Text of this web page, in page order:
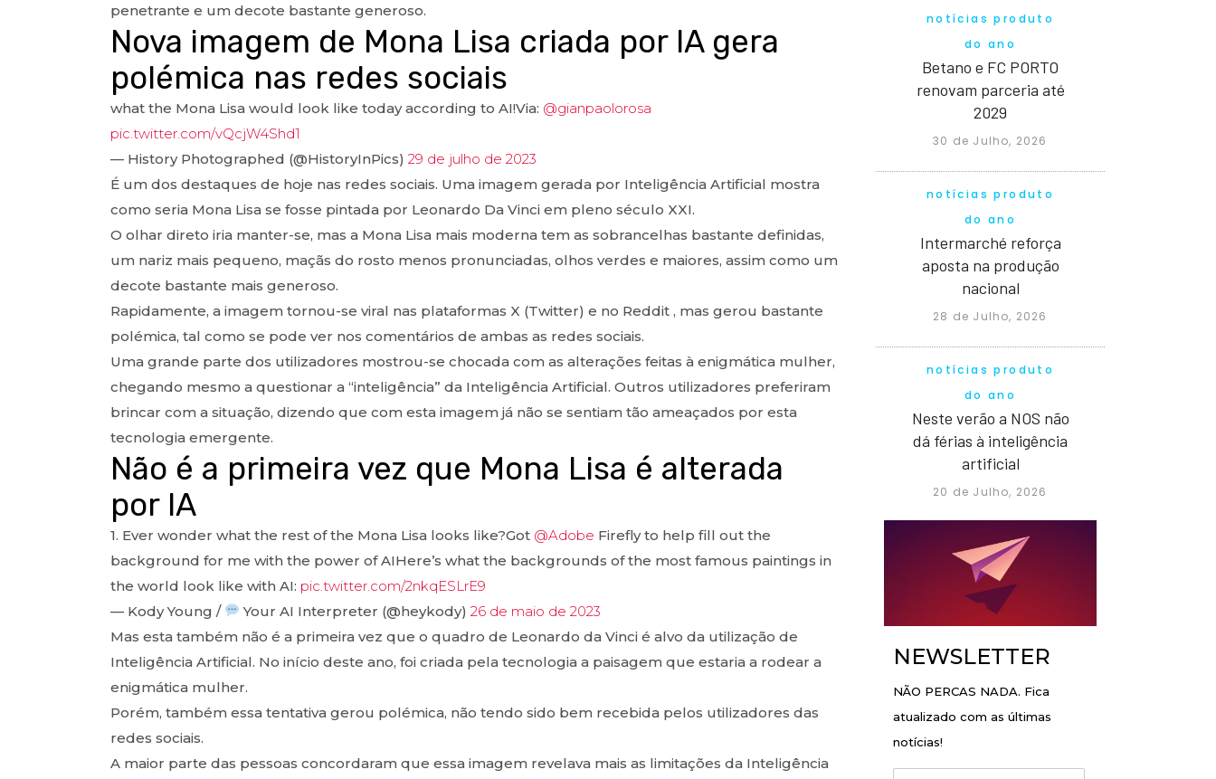
penetrante e um decote bastante generoso.
Nova imagem de Mona Lisa criada por IA gera
polémica nas redes sociais
what the Mona Lisa would look like today according to AI!Via: @gianpaolorosa
pic.twitter.com/vQcjW4Shd1
— History Photographed (@HistoryInPics) 29 de julho de 2023
É um dos destaques de hoje nas redes sociais. Uma imagem gerada por Inteligência Artificial mostra
como seria Mona Lisa se fosse pintada por Leonardo Da Vinci em pleno século XXI.
O olhar direto iria manter-se, mas a Mona Lisa mais moderna tem as sobrancelhas bastante definidas,
um nariz mais pequeno, maçãs do rosto menos pronunciadas, olhos verdes e maiores, assim como um
decote bastante mais generoso.
Rapidamente, a imagem tornou-se viral nas plataformas X (Twitter) e no Reddit , mas gerou bastante
polémica, tal como se pode ver nos comentários de ambas as redes sociais.
Uma grande parte dos utilizadores mostrou-se chocada com as alterações feitas à enigmática mulher,
chegando mesmo a questionar a “inteligência” da Inteligência Artificial. Outros utilizadores preferiram
brincar com a situação, dizendo que com esta imagem já não se sentiam tão ameaçados por esta
tecnologia emergente.
Não é a primeira vez que Mona Lisa é alterada
por IA
1. Ever wonder what the rest of the Mona Lisa looks like?Got @Adobe Firefly to help fill out the
background for me with the power of AIHere’s what the backgrounds of the most famous paintings in
the world look like with AI: pic.twitter.com/2nkqESLrE9
— Kody Young /
Your AI Interpreter (@heykody)26 de maio de 2023
Mas esta também não é a primeira vez que o quadro de Leonardo da Vinci é alvo da utilização de
Inteligência Artificial. No início deste ano, foi criada pela tecnologia a paisagem que estaria a rodear a
enigmática mulher.
Porém, também essa tentativa gerou polémica, não tendo sido bem recebida pelos utilizadores das
redes sociais.
A maior parte das pessoas concordaram que essa imagem revelava mais as limitações da Inteligência
notícias produto
do ano
Betano e FC PORTO
renovam parceria até
2029
30 de Julho, 2026
notícias produto
do ano
Intermarché reforça
aposta na produção
nacional
28 de Julho, 2026
notícias produto
do ano
Neste verão a NOS não
dá férias à inteligência
artificial
20 de Julho, 2026
NEWSLETTER
NÃO PERCAS NADA. Fica
atualizado com as últimas
notícias!